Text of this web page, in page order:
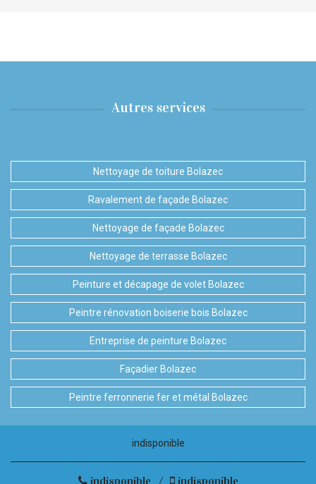
Autres services
Nettoyage de toiture Bolazec
Ravalement de façade Bolazec
Nettoyage de façade Bolazec
Nettoyage de terrasse Bolazec
Peinture et décapage de volet Bolazec
Peintre rénovation boiserie bois Bolazec
Entreprise de peinture Bolazec
Façadier Bolazec
Peintre ferronnerie fer et métal Bolazec
indisponible
indisponible / indisponible